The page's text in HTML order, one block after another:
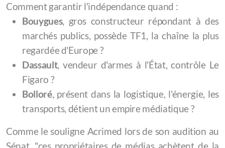
Comment garantir l'indépendance quand :
Bouygues, gros constructeur répondant à des
marchés publics, possède TF1, la chaîne la plus
regardée d'Europe ?
Dassault, vendeur d'armes à l'État, contrôle Le
Figaro ?
Bolloré, présent dans la logistique, l'énergie, les
transports, détient un empire médiatique ?
Comme le souligne Acrimed lors de son audition au